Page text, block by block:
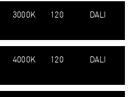
3000K 120 DALI
4000K 120 DALI